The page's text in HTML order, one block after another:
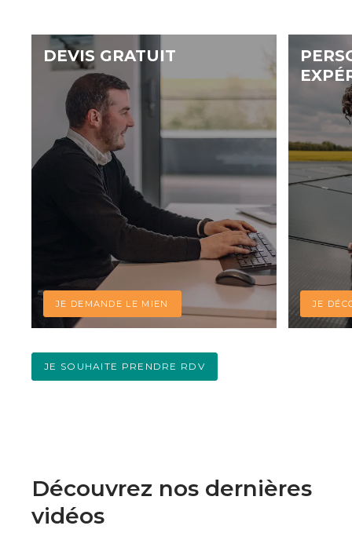
DEVIS GRATUIT
JE DEMANDE LE MIEN JE
JE SOUHAITE PRENDRE RDV
Découvrez nos dernières
vidéos